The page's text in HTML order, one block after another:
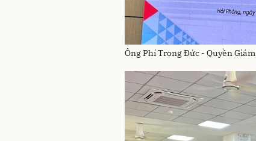
Ông Phí Trọng Đức - Quyền